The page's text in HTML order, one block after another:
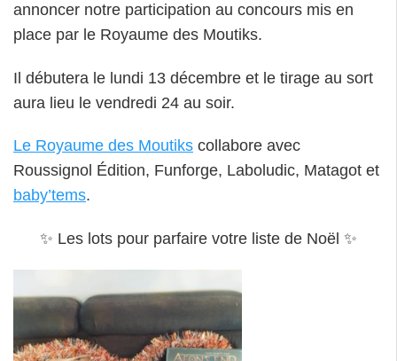
annoncer notre participation au concours mis en
place par le Royaume des Moutiks.
Il débutera le lundi 13 décembre et le tirage au sort
aura lieu le vendredi 24 au soir.
Le Royaume des Moutiks collabore avec
Roussignol Édition, Funforge, Laboludic, Matagot et
baby’tems.
✨ Les lots pour parfaire votre liste de Noël ✨